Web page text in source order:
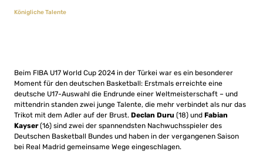
Königliche Talente
Beim FIBA U17 World Cup 2024 in der Türkei war es ein besonderer
Moment für den deutschen Basketball: Erstmals erreichte eine
deutsche U17-Auswahl die Endrunde einer Weltmeisterschaft – und
mittendrin standen zwei junge Talente, die mehr verbindet als nur das
Trikot mit dem Adler auf der Brust. Declan Duru (18) und Fabian
Kayser(16) sind zwei der spannendsten Nachwuchsspieler des
Deutschen Basketball Bundes und haben in der vergangenen Saison
bei Real Madrid gemeinsame Wege eingeschlagen.